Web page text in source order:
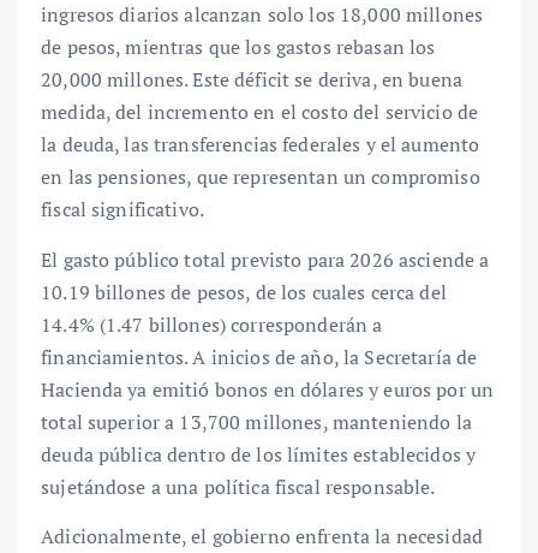
ingresos diarios alcanzan solo los 18,000 millones
de pesos, mientras que los gastos rebasan los
20,000 millones. Este déficit se deriva, en buena
medida, del incremento en el costo del servicio de
la deuda, las transferencias federales y el aumento
en las pensiones, que representan un compromiso
fiscal significativo.
El gasto público total previsto para 2026 asciende a
10.19 billones de pesos, de los cuales cerca del
14.4% (1.47 billones) corresponderán a
financiamientos. A inicios de año, la Secretaría de
Hacienda ya emitió bonos en dólares y euros por un
total superior a 13,700 millones, manteniendo la
deuda pública dentro de los límites establecidos y
sujetándose a una política fiscal responsable.
Adicionalmente, el gobierno enfrenta la necesidad